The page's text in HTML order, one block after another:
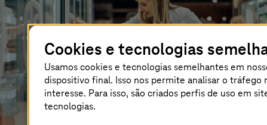
Cookies e tecnologias
Usamos cookies e tecnologias semelhantes em
dispositivo final. Isso nos permite analisar o
interesse. Para isso, são criados perfis de uso em
tecnologias.